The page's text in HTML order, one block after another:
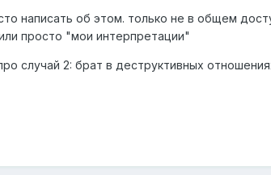
написать об этом. только не в общем
просто "мои интерпретации"
случай 2: брат в деструктивных